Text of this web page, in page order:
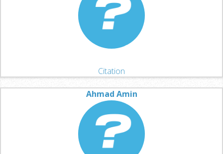
Citation
Ahmad Amin